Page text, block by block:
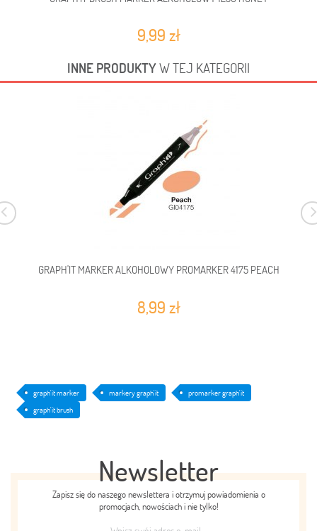
9,99 zł
INNE PRODUKTYW TEJ KATEGORII
GRAPH'IT MARKER ALKOHOLOWY PROMARKER 4175 PEACH
8,99 zł
graph'it marker markery graph'it
promarker graph'it
graph'it brush
Newsletter
Zapisz się do naszego newslettera i otrzymuj powiadomienia o
promocjach, nowościach i nie tylko!